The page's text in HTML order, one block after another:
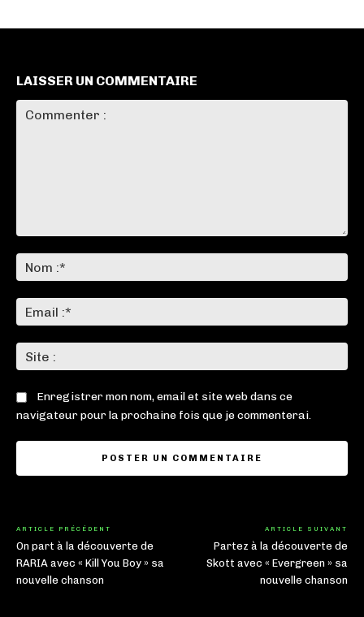
LAISSER UN COMMENTAIRE
:*
:*
:
Enregistrer mon nom, email et site web dans ce
navigateur pour la prochaine fois que je commenterai.
ARTICLE PRÉCÉDENT
On part à la découverte de
RARIA avec « Kill You Boy » sa
nouvelle chanson
ARTICLE SUIVANT
Partez à la découverte de
Skott avec « Evergreen » sa
nouvelle chanson